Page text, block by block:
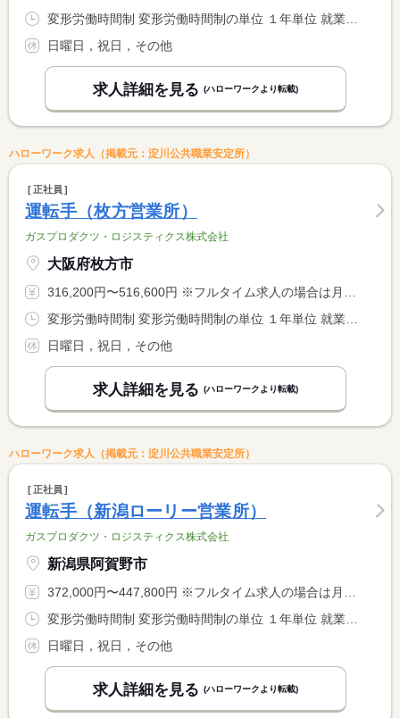
日曜日，祝日，その他
求人詳細を見る (ハローワークより転載)
ハローワーク求人（掲載元：淀川公共職業安定所）
正社員
運転手（枚方営業所）
ガスプロダクツ・ロジスティクス株式会社
大阪府枚方市
316,200円〜516,600円 ※フルタイム求人の場合は月額（換算額）、パート求人の場合は時間額を表示しています。
日曜日，祝日，その他
求人詳細を見る (ハローワークより転載)
ハローワーク求人（掲載元：淀川公共職業安定所）
正社員
運転手（新潟ローリー営業所）
ガスプロダクツ・ロジスティクス株式会社
新潟県阿賀野市
372,000円〜447,800円 ※フルタイム求人の場合は月額（換算額）、パート求人の場合は時間額を表示しています。
日曜日，祝日，その他
求人詳細を見る (ハローワークより転載)